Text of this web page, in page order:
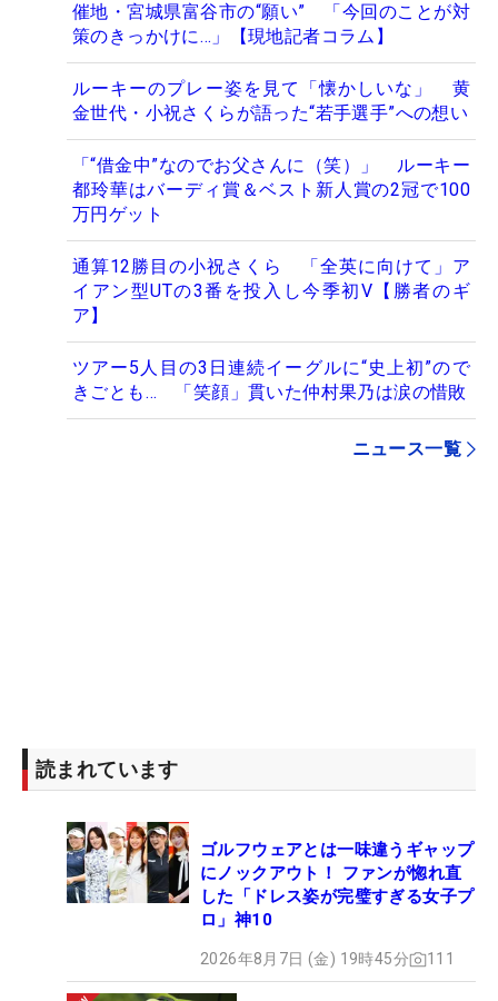
催地・宮城県富谷市の“願い” 「今回のことが対
策のきっかけに…」【現地記者コラム】
ルーキーのプレー姿を見て「懐かしいな」 黄
金世代・小祝さくらが語った“若手選手”への想い
「“借金中”なのでお父さんに（笑）」 ルーキー
都玲華はバーディ賞＆ベスト新人賞の2冠で100
万円ゲット
通算12勝目の小祝さくら 「全英に向けて」ア
イアン型UTの3番を投入し今季初V【勝者のギ
ア】
ツアー5人目の3日連続イーグルに“史上初”ので
きごとも… 「笑顔」貫いた仲村果乃は涙の惜敗
ニュース一覧
読まれています
ゴルフウェアとは一味違うギャップ
にノックアウト！ ファンが惚れ直
した「ドレス姿が完璧すぎる女子プ
ロ」神10
2026年8月7日 (金) 19時45分 111